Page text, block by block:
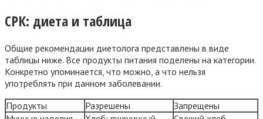
СРК: диета и таблица
Общие рекомендации диетолога представлены в виде
таблицы ниже. Все продукты питания поделены на категории.
Конкретно упоминается, что можно, а что нельзя
употреблять при данном заболевании.
Продукты
Разрешены
Запрещены